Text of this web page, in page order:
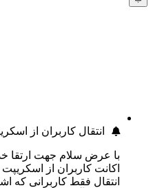
انتقال کاربران از
با عرض سلام جهت ارتقا
اکانت کاربران از
انتقال فقط کاربرانی که